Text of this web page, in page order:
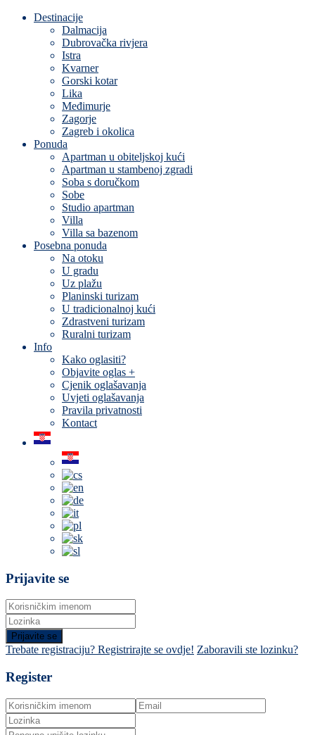
Destinacije
Dalmacija
Dubrovačka rivjera
Istra
Kvarner
Gorski kotar
Lika
Međimurje
Zagorje
Zagreb i okolica
Ponuda
Apartman u obiteljskoj kući
Apartman u stambenoj zgradi
Soba s doručkom
Sobe
Studio apartman
Villa
Villa sa bazenom
Posebna ponuda
Na otoku
U gradu
Uz plažu
Planinski turizam
U tradicionalnoj kući
Zdrastveni turizam
Ruralni turizam
Info
Kako oglasiti?
Objavite oglas +
Cjenik oglašavanja
Uvjeti oglašavanja
Pravila privatnosti
Kontact
Prijavite se
Prijavite se
Trebate registraciju? Registrirajte se ovdje! Zaboravili ste lozinku?
Register